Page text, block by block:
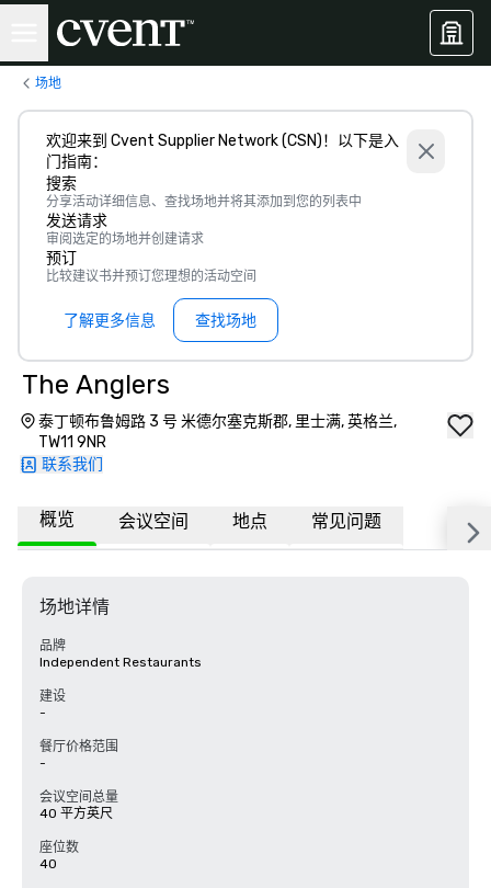
场地
欢迎来到 Cvent Supplier Network (CSN)！以下是入
门指南：
搜索
分享活动详细信息、查找场地并将其添加到您的列表中
发送请求
审阅选定的场地并创建请求
预订
比较建议书并预订您理想的活动空间
了解更多信息 查找场地
The Anglers
泰丁顿布鲁姆路 3 号 米德尔塞克斯郡, 里士满, 英格兰,
TW11 9NR
联系我们
概览 会议空间 地点 常见问题
场地详情
品牌
Independent Restaurants
建设
-
餐厅价格范围
-
会议空间总量
40 平方英尺
座位数
40